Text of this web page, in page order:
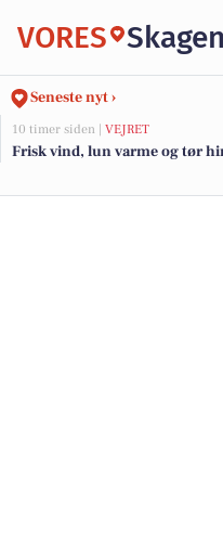
VORES Skagen
Seneste nyt ›
10 timer siden | VEJRET
Frisk vind, lun varme og tør